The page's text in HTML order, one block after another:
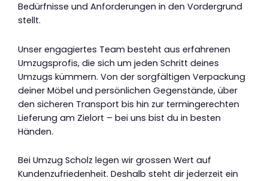
Bedürfnisse und Anforderungen in den Vordergrund
stellt.
Unser engagiertes Team besteht aus erfahrenen
Umzugsprofis, die sich um jeden Schritt deines
Umzugs kümmern. Von der sorgfältigen Verpackung
deiner Möbel und persönlichen Gegenstände, über
den sicheren Transport bis hin zur termingerechten
Lieferung am Zielort – bei uns bist du in besten
Händen.
Bei Umzug Scholz legen wir grossen Wert auf
Kundenzufriedenheit. Deshalb steht dir jederzeit ein